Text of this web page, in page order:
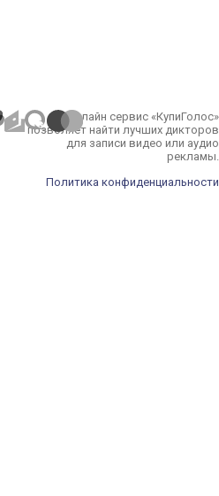
Онлайн сервис «КупиГолос»
позволяет найти лучших дикторов
для записи видео или аудио
рекламы.
Политика конфиденциальности